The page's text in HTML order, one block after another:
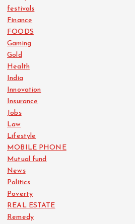
festivals
Finance
FOODS
Gaming
Gold
Health
India
Innovation
Insurance
Jobs
Law
Lifestyle
MOBILE PHONE
Mutual fund
News
Politics
Poverty
REAL ESTATE
Remedy